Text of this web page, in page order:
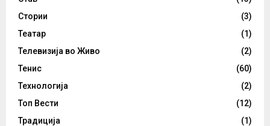
Стории
(3)
Театар
(1)
Телевизија во Живо
(2)
Тенис
(60)
Технологија
(2)
Топ Вести
(12)
Традиција
(1)